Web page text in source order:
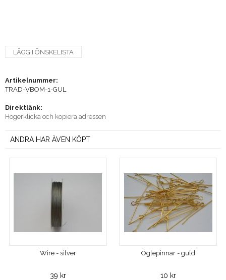
LÄGG I ÖNSKELISTA
Artikelnummer:
TRAD-VBOM-1-GUL
Direktlänk:
Högerklicka och kopiera adressen
ANDRA HAR ÄVEN KÖPT
Wire - silver
39 kr
Öglepinnar - guld
10 kr